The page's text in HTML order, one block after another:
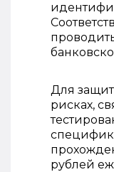
Для
рисках,
рублей